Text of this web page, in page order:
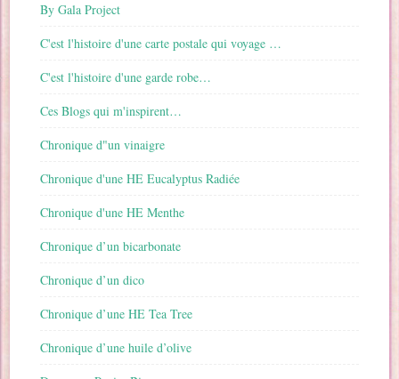
By Gala Project
C'est l'histoire d'une carte postale qui voyage …
C'est l'histoire d'une garde robe…
Ces Blogs qui m'inspirent…
Chronique d"un vinaigre
Chronique d'une HE Eucalyptus Radiée
Chronique d'une HE Menthe
Chronique d’un bicarbonate
Chronique d’un dico
Chronique d’une HE Tea Tree
Chronique d’une huile d’olive